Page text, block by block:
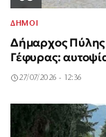
ΔΗΜΟΙ
Δήμαρχος Πύλης
Γέφυρας:
27/07/2026 - 12:36